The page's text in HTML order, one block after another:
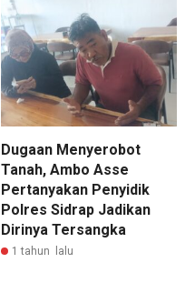
Dugaan Menyerobot
Tanah, Ambo Asse
Pertanyakan Penyidik
Polres Sidrap Jadikan
Dirinya Tersangka
1 tahun lalu